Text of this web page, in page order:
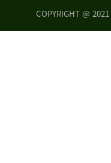
COPYRIGHT @